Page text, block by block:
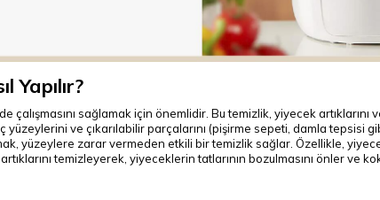
sağlamak için önemlidir. Bu temizlik, yiyecek artıklarını
ve çıkarılabilir parçalarını (pişirme sepeti, damla tepsisi
yüzeylere zarar vermeden etkili bir temizlik sağlar. Özellikle,
temizleyerek, yiyeceklerin tatlarının bozulmasını önler ve